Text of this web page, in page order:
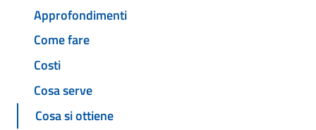
Approfondimenti
Come fare
Costi
Cosa serve
Cosa si ottiene